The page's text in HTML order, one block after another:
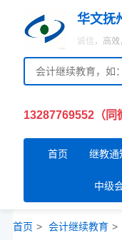
华文抚
诚信，高
13287769552（同
首页 继教通
中级
首页 > 会计继续教育 >